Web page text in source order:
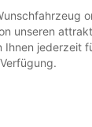
unseren
Ihnen jederzeit